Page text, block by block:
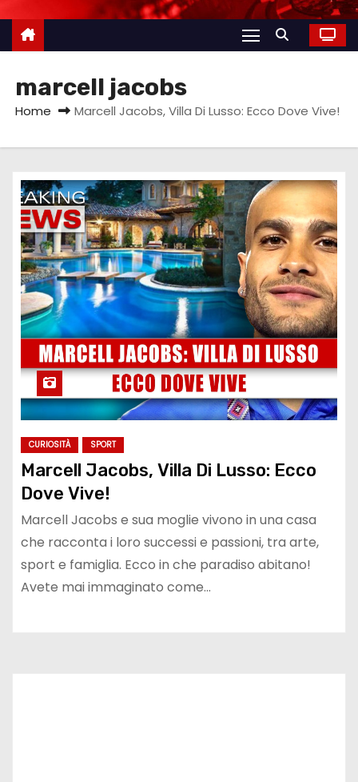
marcell jacobs
Home Marcell Jacobs, Villa Di Lusso: Ecco Dove Vive!
CURIOSITÀ SPORT
Marcell Jacobs, Villa Di Lusso: Ecco
Dove Vive!
Marcell Jacobs e sua moglie vivono in una casa
che racconta i loro successi e passioni, tra arte,
sport e famiglia. Ecco in che paradiso abitano!
Avete mai immaginato come…